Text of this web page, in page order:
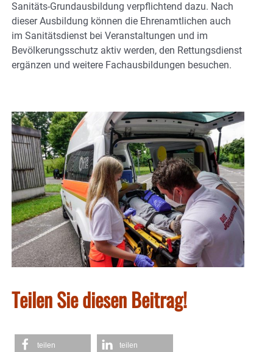
Sanitäts-Grundausbildung verpflichtend dazu. Nach
dieser Ausbildung können die Ehrenamtlichen auch
im Sanitätsdienst bei Veranstaltungen und im
Bevölkerungsschutz aktiv werden, den Rettungsdienst
ergänzen und weitere Fachausbildungen besuchen.
Teilen Sie diesen Beitrag!
teilen teilen